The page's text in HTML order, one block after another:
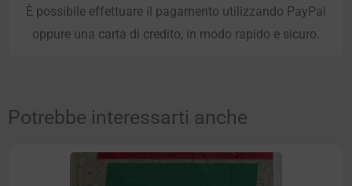
È possibile effettuare il pagamento utilizzando PayPal
oppure una carta di credito, in modo rapido e sicuro.
Potrebbe interessarti anche